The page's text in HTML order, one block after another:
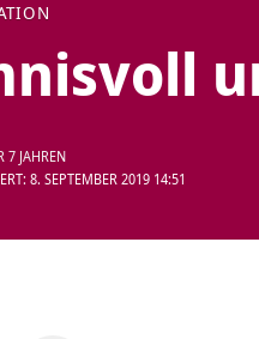
8. SEPTEMBER 2019 14:51
7 JAHREN